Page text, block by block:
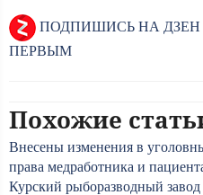
ПОДПИШИСЬ НА
ПЕРВЫМ
Похожие
Внесены изменения в
права медработника и
Курский рыборазводный